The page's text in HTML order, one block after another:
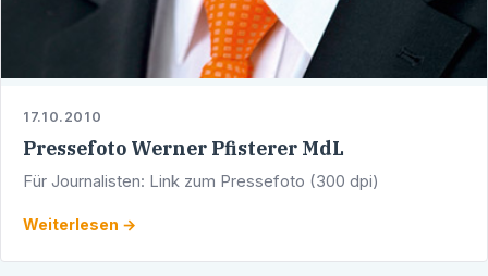
17.10.2010
Pressefoto Werner Pfisterer MdL
Für Journalisten: Link zum Pressefoto (300 dpi)
Weiterlesen →